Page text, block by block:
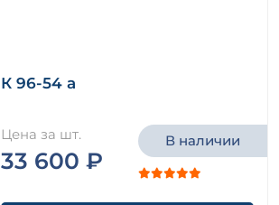
К 96-54 а
Цена за шт.
33 600 ₽
В наличии